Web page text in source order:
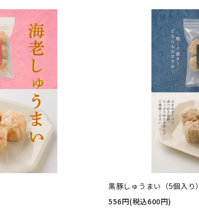
黒豚しゅうまい（5個入り）
556円(税込600円)